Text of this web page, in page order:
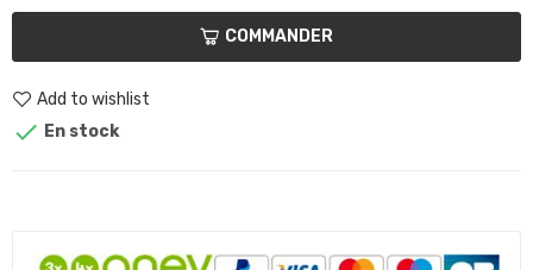
COMMANDER
Add to wishlist
 En stock